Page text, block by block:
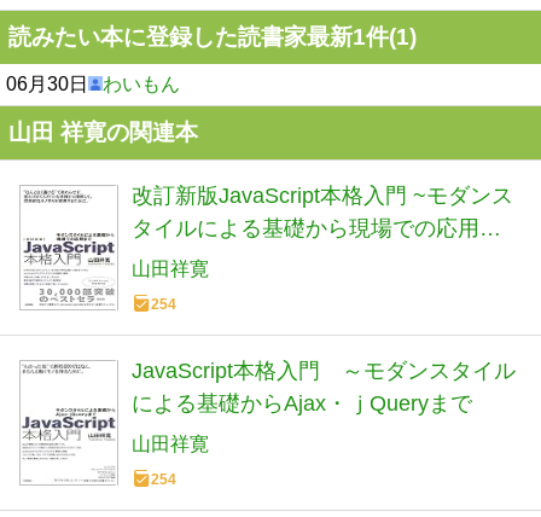
読みたい本に登録した読書家最新1件(1)
06月30日 わいもん
山田 祥寛の関連本
改訂新版JavaScript本格入門 ~モダンス
タイルによる基礎から現場での応用ま
で
山田祥寛
254
JavaScript本格入門 ～モダンスタイル
による基礎からAjax・ｊQueryまで
山田祥寛
254